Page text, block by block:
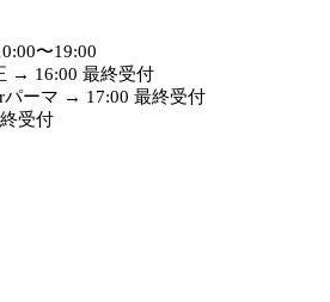
〜19:00
→ 16:00 最終受付
ーマ → 17:00 最終受付
受付